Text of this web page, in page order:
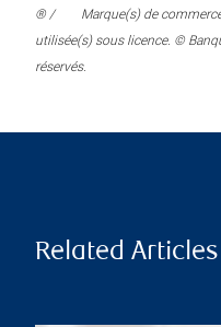
® /
Marque(s) de
utilisée(s) sous licence. ©
réservés.
Related Articles